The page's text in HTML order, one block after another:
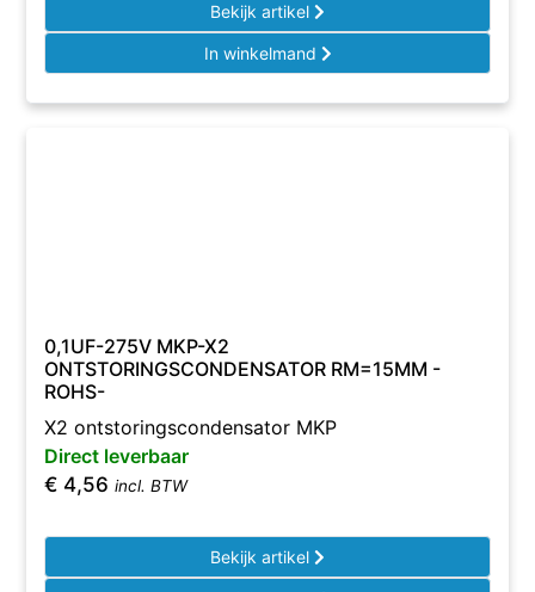
Bekijk artikel
In winkelmand
0,1UF-275V MKP-X2
ONTSTORINGSCONDENSATOR RM=15MM -
ROHS-
X2 ontstoringscondensator MKP
Direct leverbaar
€ 4,56 incl. BTW
Bekijk artikel